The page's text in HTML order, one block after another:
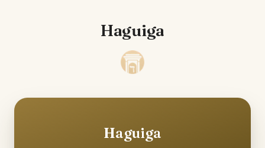
Haguiga
Haguiga